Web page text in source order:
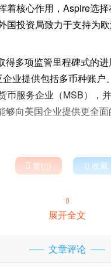
着核心作用，Aspire选
投资局致力于支持为
多项监管里程碑式的
业提供包括多币种账
币服务企业（MSB），
向美国企业提供更全
 赞()  收藏

展开全文
文章评论